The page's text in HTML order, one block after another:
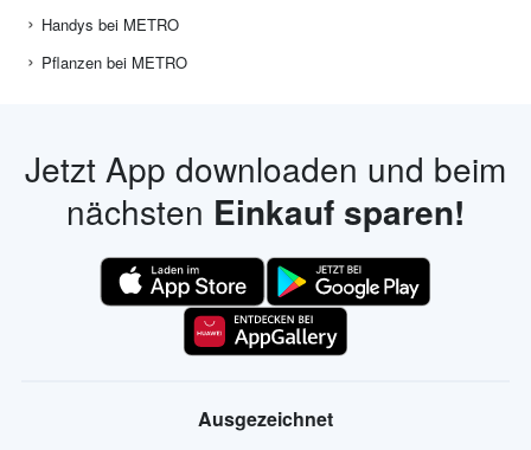
Handys bei METRO
Pflanzen bei METRO
Jetzt App downloaden und beim
nächsten Einkauf sparen!
Ausgezeichnet